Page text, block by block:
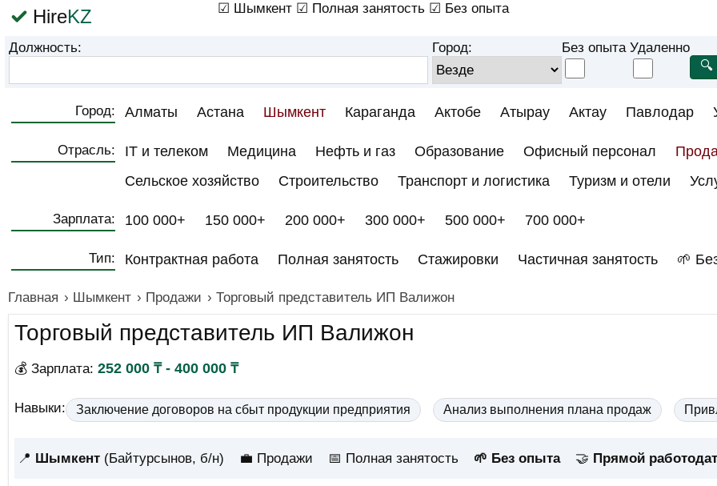
HireKZ ☑ Шымкент ☑ Полная занятость ☑ Без опыта
Должность: Город: Без опыта Удаленно
Город: Алматы Астана Шымкент Караганда Актобе Атырау Актау Павлодар
Отрасль: IT и телеком Медицина Нефть и газ Образование Офисный персонал
Сельское хозяйство
Строительство Транспорт и логистика Туризм и отели
Зарплата: 100 000+ 150 000+ 200 000+ 300 000+ 500 000+ 700 000+
Тип: Контрактная работа Полная занятость Стажировки Частичная занятость 🌱
Главная › Шымкент › Продажи › Торговый представитель ИП Валижон
Торговый представитель ИП Валижон
💰 Зарплата: 252 000 ₸ - 400 000 ₸
Навыки: Заключение договоров на сбыт продукции предприятия Анализ выполнения плана продаж
📍 Шымкент(Байтурсынов, б/н) 💼 Продажи 📅 Полная занятость 🌱 Без опыта 🤝 Прямой